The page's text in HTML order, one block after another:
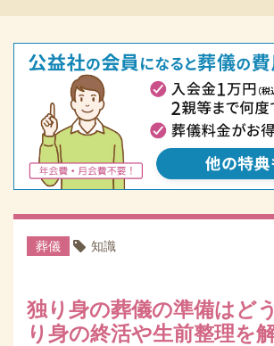
葬儀
知識
独り身の葬儀の準備はど
り身の終活や生前整理を